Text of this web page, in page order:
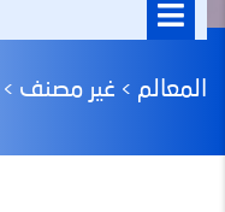
المعالم > غير مصنف >